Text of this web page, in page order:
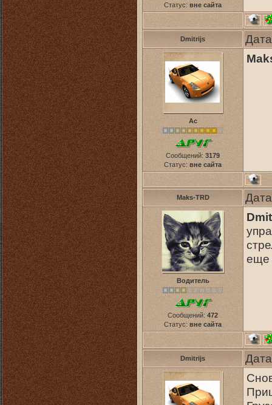
Статус: вне сайта
Dmitrijs
Ас
Сообщений: 3179
Статус: вне сайта
Maks-TRD
Водитель
Сообщений: 472
Статус: вне сайта
еще
Dmitrijs